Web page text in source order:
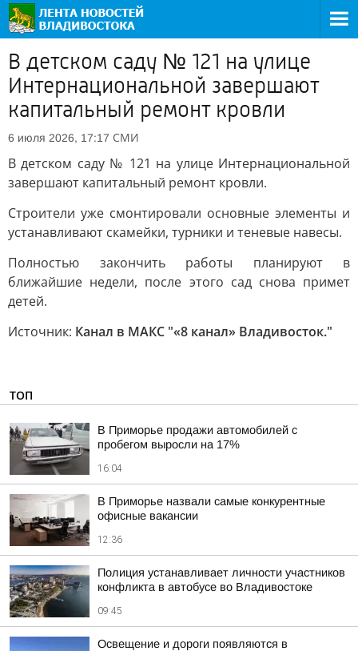
В детском саду № 121 на улице
Интернациональной завершают
капитальный ремонт кровли
6 июля 2026, 17:17 СМИ
В детском саду № 121 на улице Интернациональной
завершают капитальный ремонт кровли.
Строители уже смонтировали основные элементы и
устанавливают скамейки, турники и теневые навесы.
Полностью закончить работы планируют в
ближайшие недели, после этого сад снова примет
детей.
Источник: Канал в МАКС "«8 канал» Владивосток."
ТОП
В Приморье продажи автомобилей с
пробегом выросли на 17%
16:04
В Приморье назвали самые конкурентные
офисные вакансии
12:36
Полиция устанавливает личности участников
конфликта в автобусе во Владивостоке
09:45
Освещение и дороги появляются в